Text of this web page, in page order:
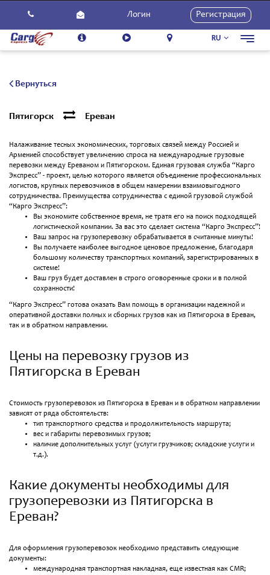
Логин Регистрация
RU
Услуги
Карьера
Новости
Вернуться
Пятигорск Ереван
Налаживание тесных экономических, торговых связей между Россией и
Арменией способствует увеличению спроса на международные грузовые
перевозки между Ереваном и Пятигорском. Единая грузовая служба “Карго
Экспресс” - проект, целью которого является объединение профессиональных
логистов, крупных перевозчиков в общем намерении взаимовыгодного
сотрудничества. Преимущества сотрудничества с единой грузовой службой
“Карго Экспресс”:
Вы экономите собственное время, не тратя его на поиск подходящей
логистической компании. За вас это сделает система “Карго Экспресс”!
Ваш запрос на грузоперевозку обрабатывается в считанные минуты!
Вы получаете наиболее выгодное ценовое предложение, благодаря
большому количеству транспортных компаний, зарегистрированных в
системе!
Ваш груз будет доставлен в строго оговоренные сроки и в полной
сохранности!
“Карго Экспресс” готова оказать Вам помощь в организации надежной и
оперативной доставки полных и сборных грузов как из Пятигорска в Ереван,
так и в обратном направлении.
Цены на перевозку грузов из
Пятигорска в Ереван
Стоимость грузоперевозок из Пятигорска в Ереван и в обратном направлении
зависят от ряда обстоятельств:
тип транспортного средства и продолжительность маршрута;
вес и габариты перевозимых грузов;
наличие дополнительных услуг (услуги грузчиков; складские услуги и
т.д.).
Какие документы необходимы для
грузоперевозки из Пятигорска в
Ереван?
Для оформления грузоперевозок необходимо представить следующие
документы:
международная транспортная накладная, еще известная как CMR;